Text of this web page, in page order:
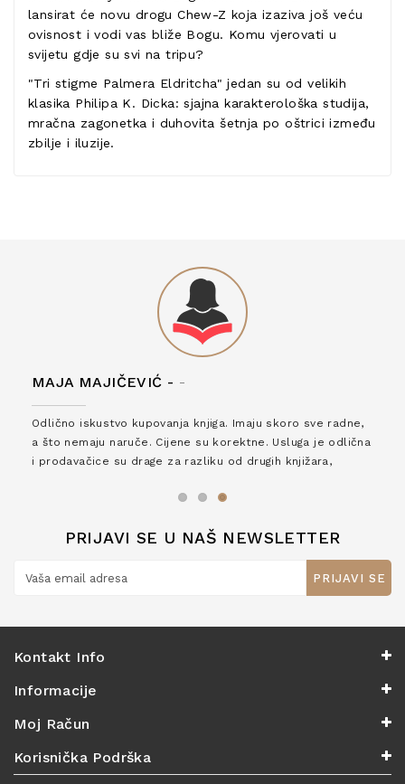
lansirat će novu drogu Chew-Z koja izaziva još veću
ovisnost i vodi vas bliže Bogu. Komu vjerovati u
svijetu gdje su svi na tripu?
"Tri stigme Palmera Eldritcha" jedan su od velikih
klasika Philipa K. Dicka: sjajna karakterološka studija,
mračna zagonetka i duhovita šetnja po oštrici između
zbilje i iluzije.
MAJA MAJIČEVIĆ - -
Odlično iskustvo kupovanja knjiga. Imaju skoro sve radne,
a što nemaju naruče. Cijene su korektne. Usluga je odlična
i prodavačice su drage za razliku od drugih knjižara,
PRIJAVI SE U NAŠ NEWSLETTER
PRIJAVI SE
Kontakt Info
Informacije
Moj Račun
Korisnička Podrška